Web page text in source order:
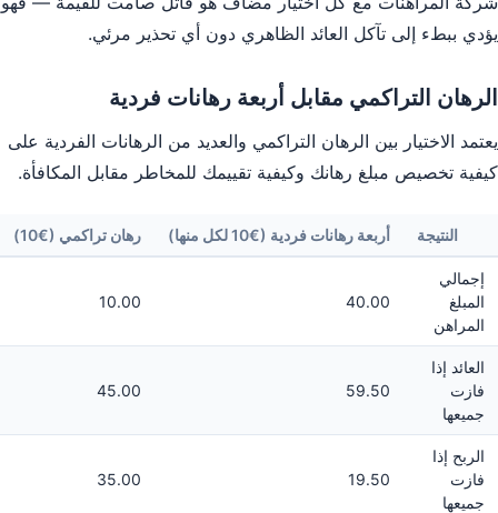
يؤدي ببطء إلى تآكل العائد الظاهري دون أي تحذير مرئي.
الرهان التراكمي مقابل أربعة رهانات فردية
يعتمد الاختيار بين الرهان التراكمي والعديد من الرهانات الفردية على
كيفية تخصيص مبلغ رهانك وكيفية تقييمك للمخاطر مقابل المكافأة.
النتيجة أربعة رهانات فردية (€10 لكل منها) رهان تراكمي (€10)
إجمالي
المبلغ
المراهن
40.00
10.00
العائد إذا
فازت
جميعها
59.50
45.00
الربح إذا
فازت
جميعها
19.50
35.00